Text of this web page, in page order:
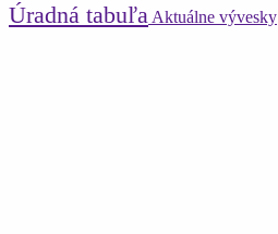
Úradná tabuľa Aktuálne vývesky